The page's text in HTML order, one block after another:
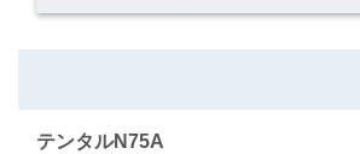
テンタルN75A